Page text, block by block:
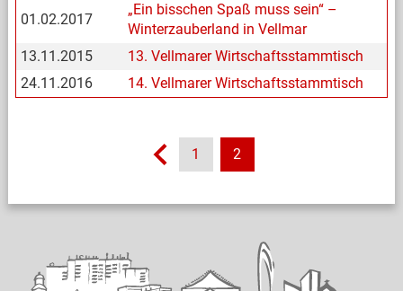
01.02.2017
„Ein bisschen Spaß muss sein“ –
Winterzauberland in Vellmar
13.11.2015
13. Vellmarer Wirtschaftsstammtisch
24.11.2016
14. Vellmarer Wirtschaftsstammtisch
1 2